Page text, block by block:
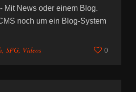
Mit News oder einem Blog.
noch um ein Blog-System
, SPG, Videos 0